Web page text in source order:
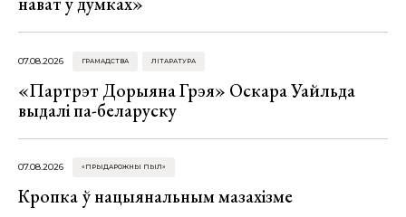
07.08.2026 ГРАМАДСТВА ЛІТАРАТУРА
«Партрэт Дорыяна Грэя» Оскара Уайльда
выдалі па-беларуску
07.08.2026 «ПРЫДАРОЖНЫ ПЫЛ»
Кропка ў нацыянальным мазахізме